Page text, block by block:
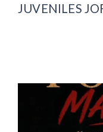
JUVENILES